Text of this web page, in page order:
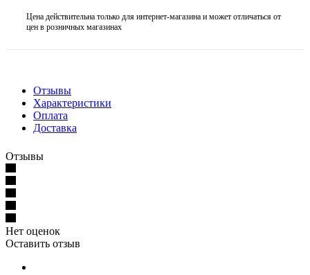
Цена действительна только для интернет-магазина и может отличаться от
цен в розничных магазинах
Отзывы
Характеристики
Оплата
Доставка
Отзывы
Нет оценок
Оставить отзыв